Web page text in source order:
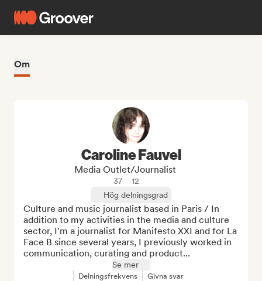
Om
Caroline Fauvel
Media Outlet/Journalist
37
12
Hög delningsgrad
Culture and music journalist based in Paris / In
addition to my activities in the media and culture
sector, I'm a journalist for Manifesto XXI and for La
Face B since several years, I previously worked in
communication, curating and product...
Se mer
Delningsfrekvens Givna svar